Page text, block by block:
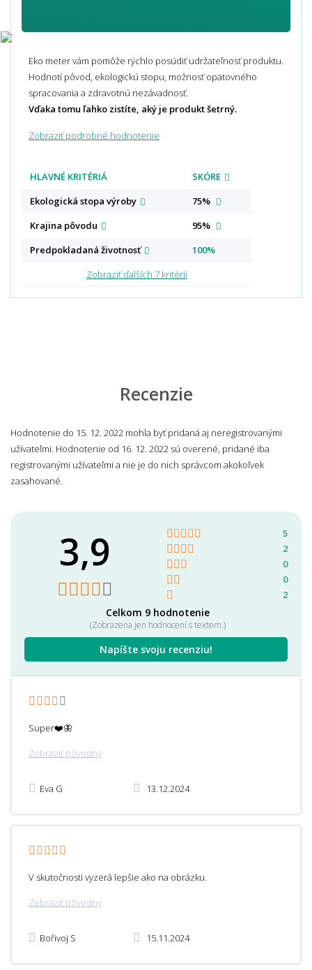
Eko meter vám pomôže rýchlo posúdiť udržateľnosť produktu.
Hodnotí pôvod, ekologickú stopu, možnosť opätovného
spracovania a zdravotnú nezávadnosť.
Vďaka tomu ľahko zistíte, aký je produkt šetrný.
Zobraziť podrobné hodnotenie
HLAVNÉ KRITÉRIÁ
SKÓRE
Ekologická stopa výroby
75%
Krajina pôvodu
95%
Predpokladaná životnosť
100%
Zobraziť ďalších 7 kritérií
Recenzie
Hodnotenie do 15. 12. 2022 mohla byť pridaná aj neregistrovanými
užívateľmi. Hodnotenie od 16. 12. 2022 sú overené, pridané iba
registrovanými užívateľmi a nie je do nich správcom akokoľvek
zasahované.
3,9
Celkom 9 hodnotenie
(Zobrazena jen hodnocení s textem.)
Napíšte svoju recenziu!
5
2
0
0
2
Super❤️🦋
Zobraziť pôvodný
Eva G 13.12.2024
V skutočnosti vyzerá lepšie ako na obrázku.
Zobraziť pôvodný
Bořivoj S 15.11.2024